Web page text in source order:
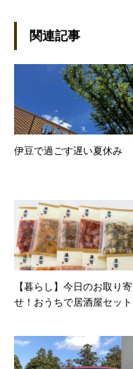
関連記事
伊豆で過ごす遅い夏休み
【暮らし】今日のお取り寄
せ！おうちで居酒屋セット